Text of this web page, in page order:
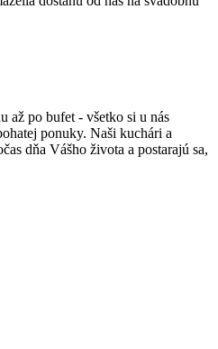
až po bufet - všetko si u nás
ponuky. Naši kuchári a
dňa Vášho života a postarajú sa,